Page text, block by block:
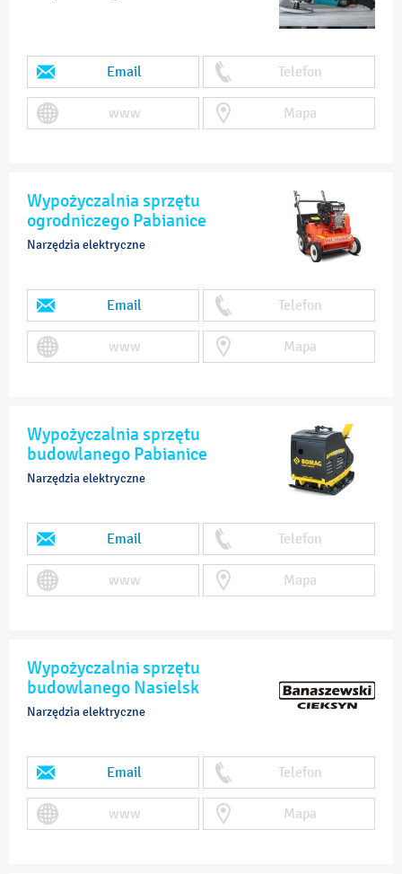
Email Telefon
www Mapa
Wypożyczalnia sprzętu
ogrodniczego Pabianice
Narzędzia elektryczne
Email Telefon
www Mapa
Wypożyczalnia sprzętu
budowlanego Pabianice
Narzędzia elektryczne
Email Telefon
www Mapa
Wypożyczalnia sprzętu
budowlanego Nasielsk
Narzędzia elektryczne
Email Telefon
www Mapa